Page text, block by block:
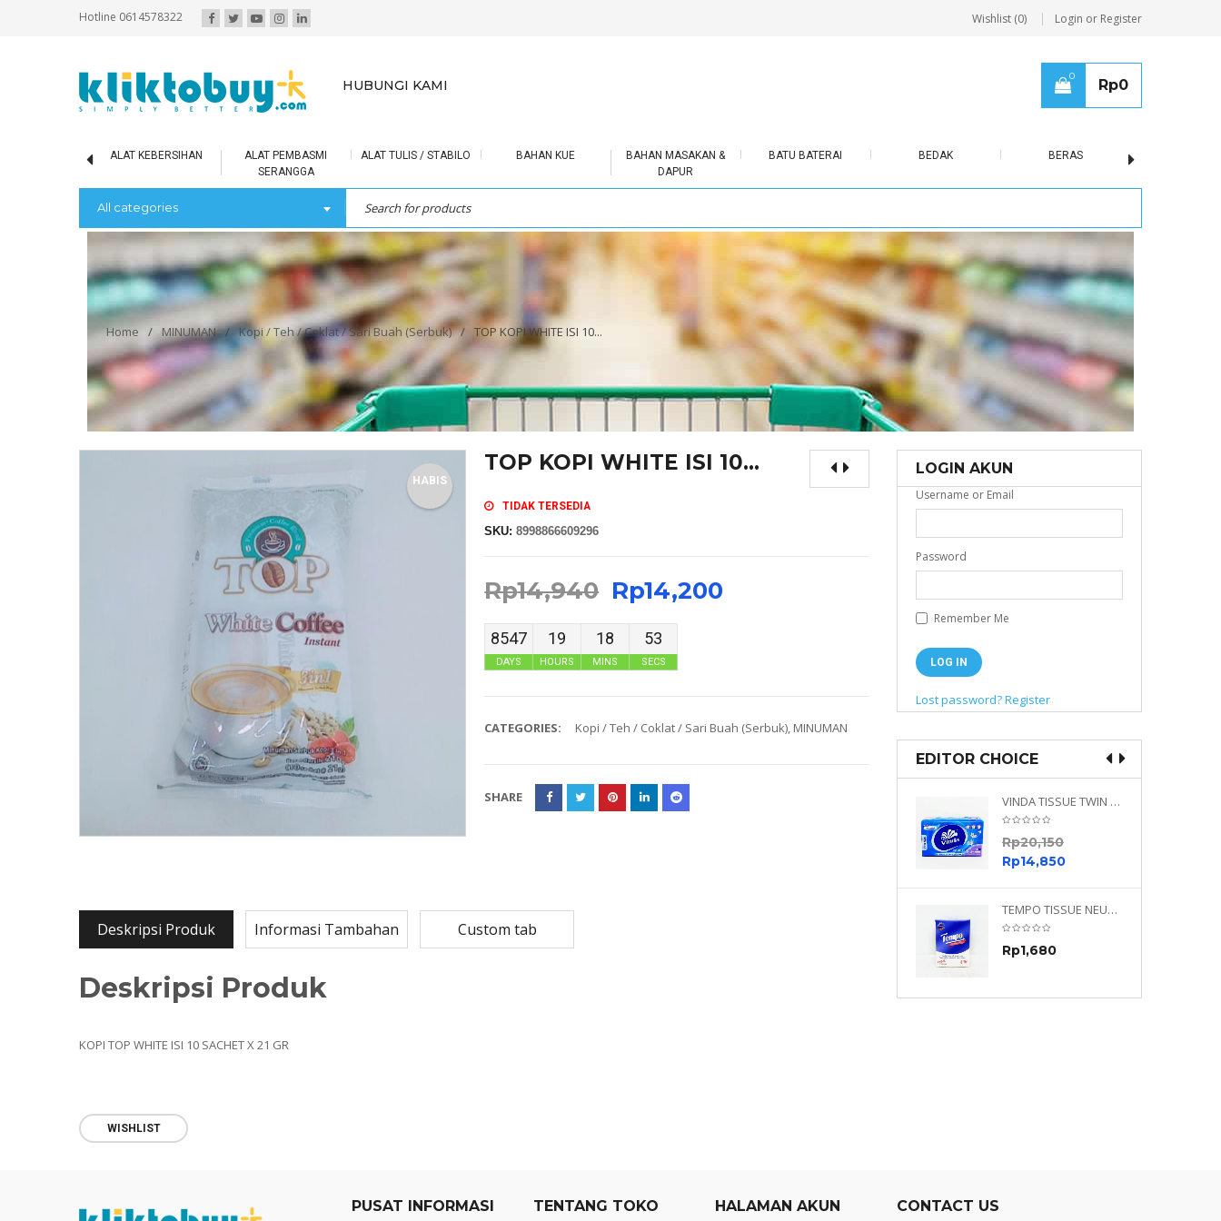
Hotline 0614578322 Wishlist (0) Login or Register
HUBUNGI KAMI
0
Rp0
ALAT KEBERSIHAN
ALAT PEMBASMI
SERANGGA
ALAT TULIS / STABILO BAHAN KUE
BAHAN MASAKAN &
DAPUR
BATU BATERAI BEDAK BERAS
All categories
Home / MINUMAN / Kopi / Teh / Coklat / Sari Buah (Serbuk) / TOP KOPI WHITE ISI 10...
HABIS
TOP KOPI WHITE ISI 10...
TIDAK TERSEDIA
SKU:8998866609296
Rp14,940 Rp14,200
8547
DAYS
19
HOURS
18
MINS
53
SECS
CATEGORIES: Kopi / Teh / Coklat / Sari Buah (Serbuk), MINUMAN
SHARE
Deskripsi Produk Informasi Tambahan Custom tab
Deskripsi Produk
KOPI TOP WHITE ISI 10 SACHET X 21 GR
WISHLIST
LOGIN AKUN
Username or Email
Password
Remember Me
Lost password?Register
EDITOR CHOICE
Rp93,850
VINDA TISSUE TWIN PACK 2 X 330 S
Rp20,150
Rp14,850
TEMPO TISSUE NEUTRAL PETIT 4PLY
Rp1,680
PUSAT INFORMASI TENTANG TOKO HALAMAN AKUN CONTACT US